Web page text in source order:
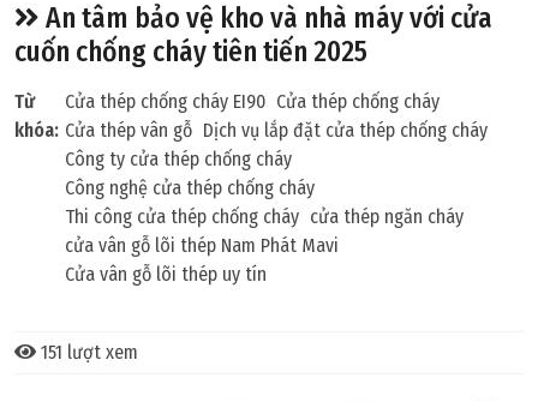
An tâm bảo vệ kho và nhà máy với cửa
cuốn chống cháy tiên tiến 2025
Từ
khóa:
Cửa thép chống cháy EI90 Cửa thép chống cháy
Cửa thép vân gỗ Dịch vụ lắp đặt cửa thép chống cháy
Công ty cửa thép chống cháy
Công nghệ cửa thép chống cháy
Thi công cửa thép chống cháy cửa thép ngăn cháy
cửa vân gỗ lõi thép Nam Phát Mavi
Cửa vân gỗ lõi thép uy tín
151 lượt xem